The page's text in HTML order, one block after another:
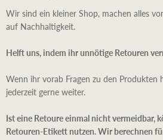
Wir sind ein kleiner Shop, machen alles
auf Nachhaltigkeit.
Helft uns, indem ihr unnötige Retouren
Wenn ihr vorab Fragen zu den Produkten
jederzeit gerne weiter.
Ist eine Retoure einmal nicht vermeidbar,
Retouren-Etikett nutzen. Wir berechnen